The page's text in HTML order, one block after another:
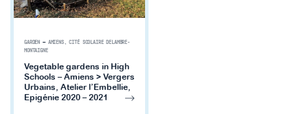
GARDEN — AMIENS, CITÉ SCOLAIRE DELAMBRE-
MONTAIGNE
Vegetable gardens in High
Schools – Amiens > Vergers
Urbains, Atelier l’Embellie,
Epigénie 2020 – 2021